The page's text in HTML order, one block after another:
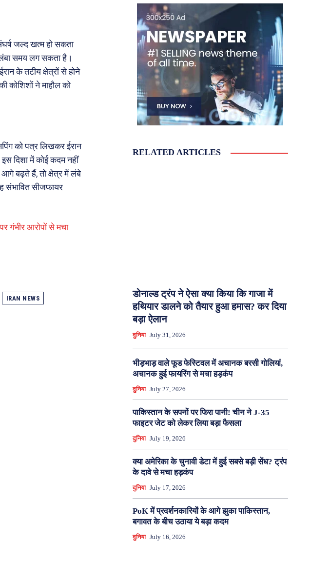
जल्द खत्म हो सकता
लंबा समय लग सकता है।
के तटीय क्षेत्रों से होने
कोशिशों ने माहौल को
को पत्र लिखकर ईरान
दिशा में कोई कदम नहीं
बढ़ते हैं, तो क्षेत्र में लंबे
संभावित सीजफायर
गंभीर आरोपों से मचा
IRAN NEWS
RELATED ARTICLES
डोनाल्ड ट्रंप ने ऐसा क्या किया कि गाजा में
हथियार डालने को तैयार हुआ हमास? कर दिया
बड़ा ऐलान
दुनिया July 31, 2026
भीड़भाड़ वाले फूड फेस्टिवल में अचानक बरसी गोलियां,
अचानक हुई फायरिंग से मचा हड़कंप
दुनिया July 27, 2026
पाकिस्तान के सपनों पर फिरा पानी! चीन ने J-35
फाइटर जेट को लेकर लिया बड़ा फैसला
दुनिया July 19, 2026
क्या अमेरिका के चुनावी डेटा में हुई सबसे बड़ी सेंध? ट्रंप
के दावे से मचा हड़कंप
दुनिया July 17, 2026
PoK में प्रदर्शनकारियों के आगे झुका पाकिस्तान,
बगावत के बीच उठाया ये बड़ा कदम
दुनिया July 16, 2026